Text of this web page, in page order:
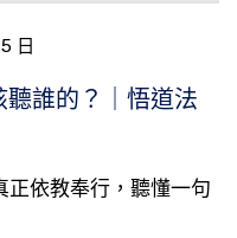
日
誰的？｜悟道法
正依教奉行，聽懂一句